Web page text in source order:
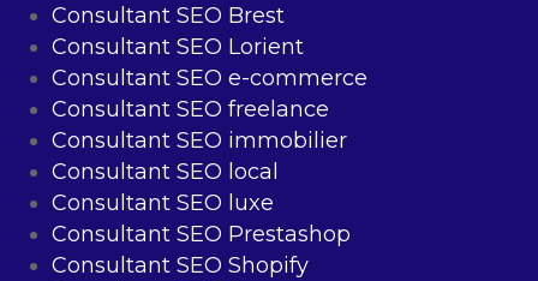
Consultant SEO Brest
Consultant SEO Lorient
Consultant SEO e-commerce
Consultant SEO freelance
Consultant SEO immobilier
Consultant SEO local
Consultant SEO luxe
Consultant SEO Prestashop
Consultant SEO Shopify